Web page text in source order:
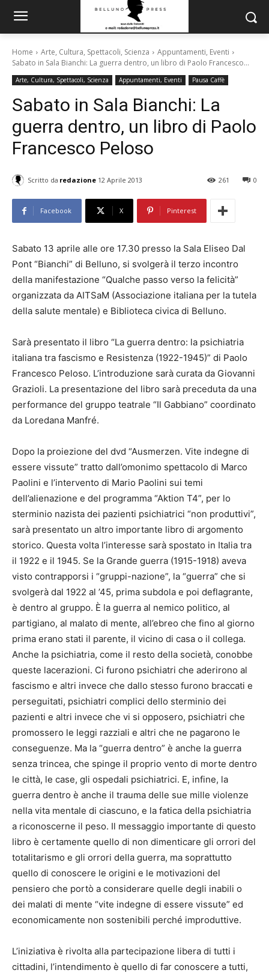
Home Arte, Cultura, Spettacoli, Scienza
Appuntamenti, Eventi
Sabato in Sala Bianchi: La guerra dentro, un libro di Paolo Francesco...
Arte, Cultura, Spettacoli, Scienza Appuntamenti, Eventi Pausa Caffè
Sabato in Sala Bianchi: La
guerra dentro, un libro di Paolo
Francesco Peloso
Scritto da redazione 12 Aprile 2013 0
261
Facebook X Pinterest
Sabato 13 aprile alle ore 17.30 presso la Sala Eliseo Dal
Pont “Bianchi” di Belluno, si svolgerà il terzo incontro
della manifestazione “Qualche passo verso la felicità”
organizzata da AITSaM (Associazione italiana per la tutela
della salute mentale) e Biblioteca civica di Belluno.
Sarà presentato il libro “La guerra dentro: la psichiatria
italiana tra fascismo e Resistenza (1922-1945)” di Paolo
Francesco Peloso. L’introduzione sarà curata da Giovanni
Grazioli. La presentazione del libro sarà preceduta da una
performance del gruppo teatrale “Il Gabbiano” coordinato
da Loredana Manfré.
Dopo la proiezione del dvd “Ausmerzen. Vite indegne di
essere vissute” tratto dall’omonimo spettacolo di Marco
Paolini e l’intervento di Mario Paolini sui temi
dell’alienazione e del programma “Aktion T4”, per lo
sterminio nazista dei pazienti psichiatrici “non produttivi”,
sarà presentato un altro importante libro di argomento
storico. Questa volta l’interesse sarà spostato in Italia tra
il 1922 e il 1945. Se la Grande guerra (1915-1918) aveva
visto contrapporsi i “gruppi-nazione”, la “guerra” che si
svolgerà dal 1922 al ’45, prima subdola e poi deflagrante,
è dentro al gruppo. È la guerra al nemico politico, al
partigiano, al malato di mente, all’ebreo che fino al giorno
prima erano stati il parente, il vicino di casa o il collega.
Anche la psichiatria, come il resto della società, conobbe
queste lacerazioni. Ci furono psichiatri che aderirono al
fascismo e altri invece che dallo stesso furono braccati e
perseguitati, psichiatri complici dello sterminio dei
pazienti e altri invece che vi si opposero, psichiatri che
promossero le leggi razziali e altri che ne pagarono le
conseguenze. Ma la “guerra dentro” è anche la guerra
senza trincea, che spinge il proprio vento di morte dentro
le città, le case, gli ospedali psichiatrici. E, infine, la
guerra dentro è anche il trauma delle sue mille violenze
nella vita mentale di ciascuno, e la fatica della psichiatria
a riconoscerne il peso. Il messaggio importante di questo
libro è certamente quello di non dimenticare gli orrori del
totalitarismo e gli orrori della guerra, ma soprattutto
quello di conoscere le origini e le motivazioni del
pensiero che portò a considerare quelle degli inabili o
dei malati di mente “vite indegne di essere vissute” ed
economicamente non sostenibili perché improduttive.
L’iniziativa è rivolta alla partecipazione libera di tutti i
cittadini, l’intendimento è quello di far conoscere a tutti,